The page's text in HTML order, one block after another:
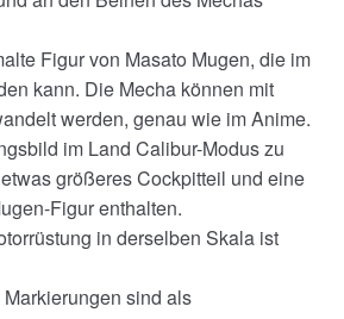
Figur von Masato Mugen, die im
kann. Die Mecha können mit
werden, genau wie im Anime.
im Land Calibur-Modus zu
größeres Cockpitteil und eine
Figur enthalten.
in derselben Skala ist
sind als